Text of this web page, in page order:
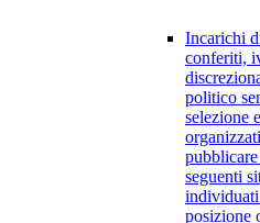
Incarichi
conferiti,
politico
selezione
seguenti
posizione